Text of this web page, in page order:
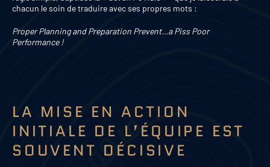
chacun le soin de traduire avec ses propres mots :
Proper Planning and Preparation Prevent…a Piss Poor
Performance !
LA MISE EN ACTION
INITIALE DE L’ÉQUIPE EST
SOUVENT DÉCISIVE